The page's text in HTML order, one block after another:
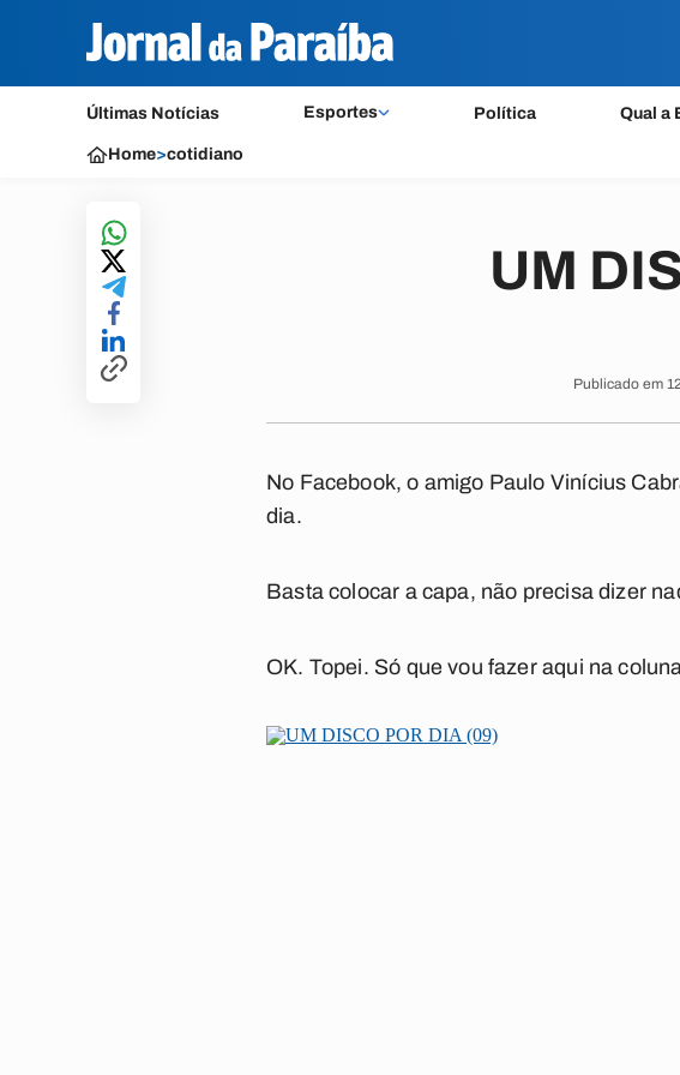
Últimas Notícias Esportes Política Qual a
Home>cotidiano
UM
Publicado em
No Facebook, o amigo Paulo Vinícius
dia.
Basta colocar a capa, não precisa dizer
OK. Topei. Só que vou fazer aqui na